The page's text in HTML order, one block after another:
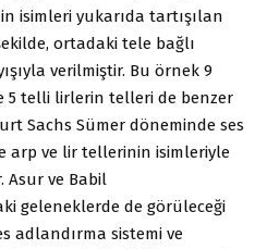
isimleri yukarıda tartışılan
ortadaki tele bağlı
verilmiştir. Bu örnek 9
5 telli lirlerin telleri de benzer
Sachs Sümer döneminde ses
arp ve lir tellerinin isimleriyle
Asur ve Babil
geleneklerde de görüleceği
adlandırma sistemi ve